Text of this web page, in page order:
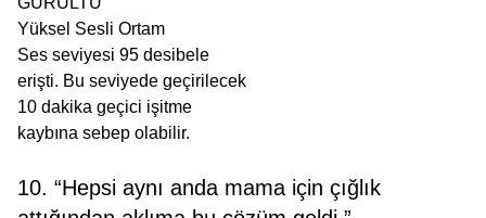
Yüksel Sesli Ortam
Ses seviyesi 95 desibele
erişti. Bu seviyede geçirilecek
10 dakika geçici işitme
kaybına sebep olabilir.
10. “Hepsi aynı anda mama için çığlık